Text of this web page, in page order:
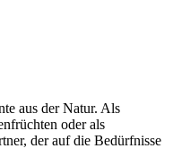
aus der Natur. Als
oder als
der auf die Bedürfnisse